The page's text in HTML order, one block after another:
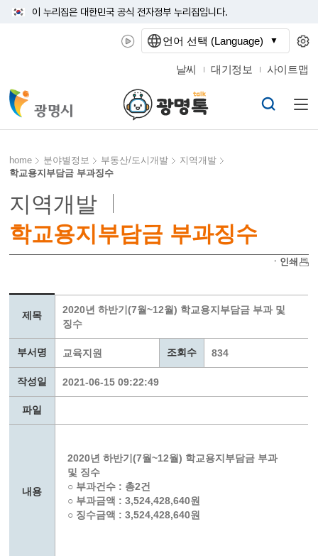
이 누리집은 대한민국 공식 전자정부 누리집입니다.
날씨 대기정보 사이트맵
home 분야별정보 부동산/도시개발
지역개발
학교용지부담금 부과징수
지역개발
학교용지부담금 부과징수
ㆍ인쇄
제목
2020년 하반기(7월~12월) 학교용지부담금 부과 및
징수
부서명 교육지원 조회수 834
작성일 2021-06-15 09:22:49
파일
내용
2020년 하반기(7월~12월) 학교용지부담금 부과
및 징수
○ 부과건수 : 총2건
○ 부과금액 : 3,524,428,640원
○ 징수금액 : 3,524,428,640원
언어 선택 (Language)